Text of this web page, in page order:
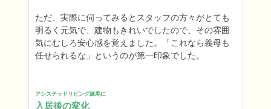
ただ、実際に伺ってみるとスタッフの方々がとても
明るく元気で、建物もきれいでしたので、その雰囲
気にむしろ安心感を覚えました。「これなら義母も
任せられるな」というのが第一印象でした。
アシステッドリビング練馬に
入居後の変化